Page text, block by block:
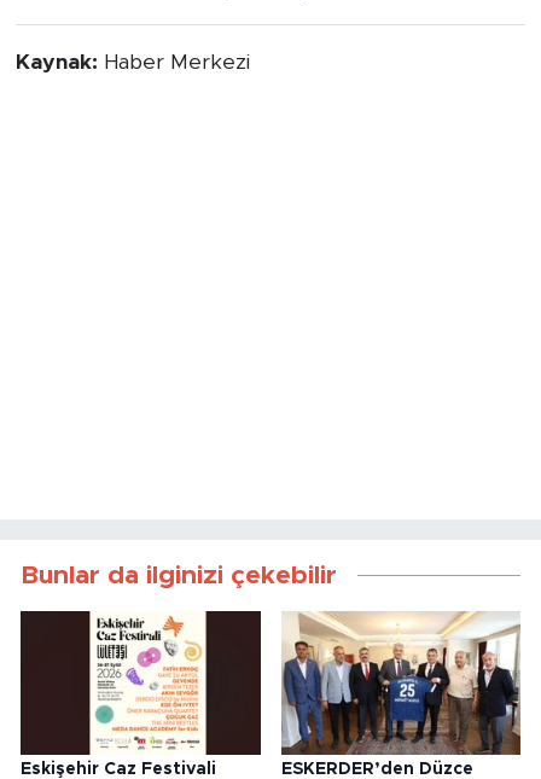
bir halkası olarak görülüyor.
Bunlar da ilginizi çekebilir